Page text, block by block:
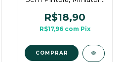
Mesa
R$18,90
R$17,96 com Pix
COMPRAR